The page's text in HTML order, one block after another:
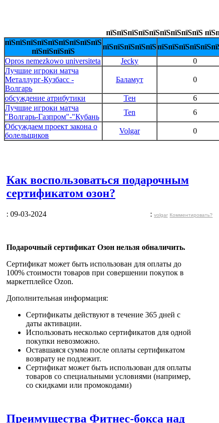
пїЅпїЅпїЅпїЅпїЅпїЅпїЅпїЅпїЅ
пїЅпїЅпїЅпїЅпїЅпїЅпїЅпїЅпїЅ
пїЅпїЅпїЅпїЅ
пїЅпїЅпїЅпїЅпїЅ
Opros nemezkowo universiteta
Jecky
0
Лучшие игроки матча
Металлург-Кузбасс -
Волгарь
Баламут 0
обсуждение атрибутики Тен
6
Лучшие игроки матча
"Волгарь-Газпром"-"Кубань
Ten
6
Обсуждаем проект закона о
болельщиков
Volgar 0
Как воспользоваться подарочным
сертификатом озон?
: 09-03-2024 : volgar Комментировать?
Подарочный сертификат Озон нельзя обналичить.
Сертификат может быть использован для оплаты до
100% стоимости товаров при совершении покупок в
маркетплейсе Ozon.
Дополнительная информация:
Сертификаты действуют в течение 365 дней с
даты активации.
Использовать несколько сертификатов для одной
покупки невозможно.
Оставшаяся сумма после оплаты сертификатом
возврату не подлежит.
Сертификат может быть использован для оплаты
товаров со специальными условиями (например,
со скидками или промокодами)
Преимущества Фитнес-бокса над